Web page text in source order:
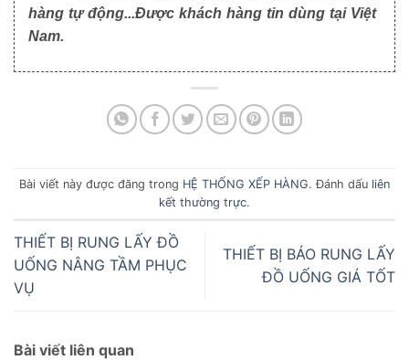
hàng tự động...Được khách hàng tin dùng tại Việt
Nam.
Bài viết này được đăng trong HỆ THỐNG XẾP HÀNG. Đánh dấu liên
kết thường trực.
THIẾT BỊ RUNG LẤY ĐỒ
UỐNG NÂNG TẦM PHỤC
VỤ
THIẾT BỊ BÁO RUNG LẤY
ĐỒ UỐNG GIÁ TỐT
Bài viết liên quan